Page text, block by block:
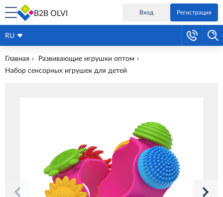
B2B OLVI Вход Регистрация
RU
Главная
Развивающие игрушки оптом
Набор сенсорных игрушек для детей